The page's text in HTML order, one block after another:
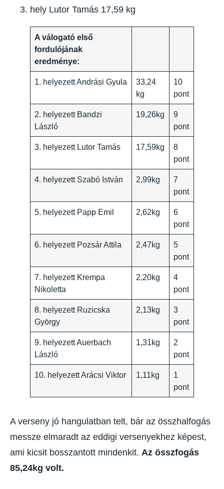
hely Lutor Tamás 17,59 kg
A válogató első
fordulójának
eredménye:
1. helyezett Andrási Gyula
33,24
kg
10
pont
2. helyezett Bandzi
László
19,26kg
9
pont
3. helyezett Lutor Tamás 17,59kg
8
pont
4. helyezett Szabó István 2,99kg
7
pont
5. helyezett Papp Emil 2,62kg
6
pont
6. helyezett Pozsár Attila 2,47kg
5
pont
7. helyezett Krempa
Nikoletta
2,20kg
4
pont
8. helyezett Ruzicska
György
2,13kg
3
pont
9. helyezett Auerbach
László
1,31kg
2
pont
10. helyezett Arácsi Viktor 1,11kg
1
pont
A verseny jó hangulatban telt, bár az összhalfogás
messze elmaradt az eddigi versenyekhez képest,
ami kicsit bosszantott mindenkit. Az összfogás
85,24kg volt.